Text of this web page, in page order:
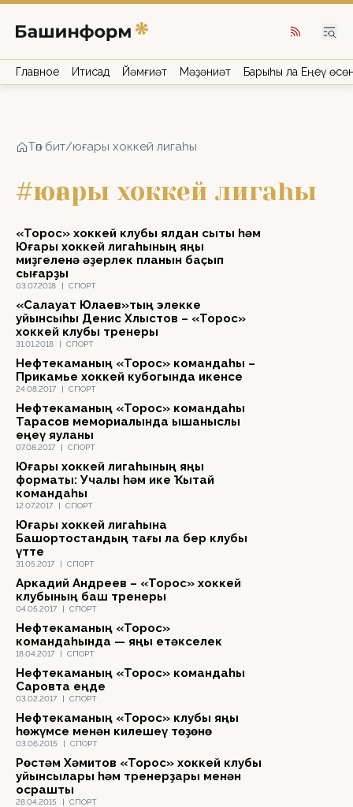
Главное Иҡтисад Йәмғиәт Мәҙәниәт Барыһы ла Еңеү
Төп бит/юғары хоккей лигаһы
#юғары хоккей лигаһы
03.07.2018 | СПОРТ
«Торос» хоккей клубы ялдан сыҡты һәм
Юғары хоккей лигаһының яңы
миҙгеленә әҙерлек планын баҫып
сығарҙы
31.01.2018 | СПОРТ
«Салауат Юлаев»тың элекке
уйынсыһы Денис Хлыстов – «Торос»
хоккей клубы тренеры
24.08.2017 | СПОРТ
Нефтекаманың «Торос» командаһы –
Прикамье хоккей кубогында икенсе
07.08.2017 | СПОРТ
Нефтекаманың «Торос» командаһы
Тарасов мемориалында ышаныслы
еңеү яуланы
12.07.2017 | СПОРТ
Юғары хоккей лигаһының яңы
форматы: Учалы һәм ике Ҡытай
командаһы
31.05.2017 | СПОРТ
Юғары хоккей лигаһына
Башҡортостандың тағы ла бер клубы
үтте
04.05.2017 | СПОРТ
Аркадий Андреев – «Торос» хоккей
клубының баш тренеры
18.04.2017 | СПОРТ
Нефтекаманың «Торос»
командаһында — яңы етәкселек
03.02.2017 | СПОРТ
Нефтекаманың «Торос» командаһы
Саровта еңде
03.06.2015 | СПОРТ
Нефтекаманың «Торос» клубы яңы
һөжүмсе менән килешеү төҙөнө
28.04.2015 | СПОРТ
Рөстәм Хәмитов «Торос» хоккей клубы
уйынсылары һәм тренерҙары менән
осрашты